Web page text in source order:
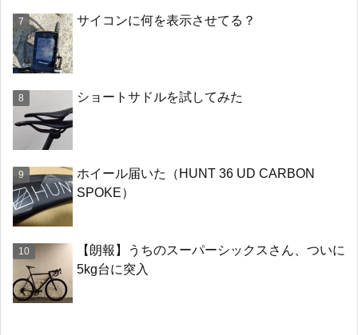
サイコンに何を表示させてる？
ショートサドルを試してみた
ホイール届いた（HUNT 36 UD CARBON
SPOKE）
【朗報】うちのスーパーシックスさん、ついに
5kg台に突入